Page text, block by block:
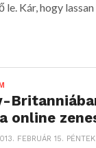
le. Kár, hogy
online
FEBRUÁR 15. PÉNTEK